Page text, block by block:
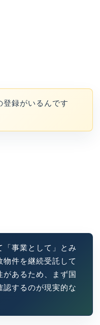
登録がいるんです
「事業として」とみ
件を継続受託して
あるため、まず国
認するのが現実的な